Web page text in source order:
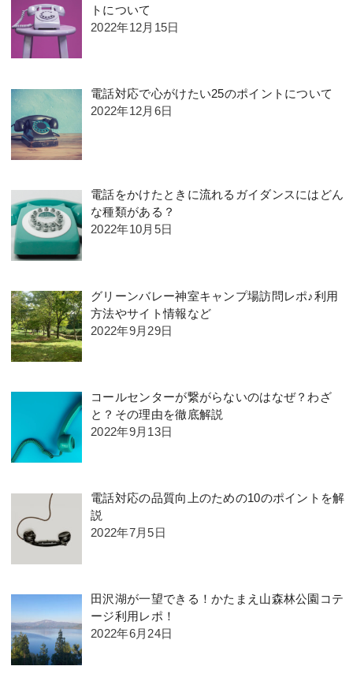
トについて
2022年12月15日
電話対応で心がけたい25のポイントについて
2022年12月6日
電話をかけたときに流れるガイダンスにはどん
な種類がある？
2022年10月5日
グリーンバレー神室キャンプ場訪問レポ♪利用
方法やサイト情報など
2022年9月29日
コールセンターが繋がらないのはなぜ？わざ
と？その理由を徹底解説
2022年9月13日
電話対応の品質向上のための10のポイントを解
説
2022年7月5日
田沢湖が一望できる！かたまえ山森林公園コテ
ージ利用レポ！
2022年6月24日